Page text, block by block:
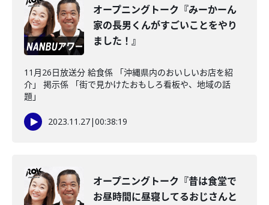
オープニングトーク『みーかーん
家の長男くんがすごいことをやり
ました！』
11月26日放送分 給食係 「沖縄県内のおいしいお店を紹
介」 掲示係 「街で見かけたおもしろ看板や、地域の話
題」
2023.11.27|00:38:19
オープニングトーク『昔は食堂で
お昼時間に昼寝してるおじさんと